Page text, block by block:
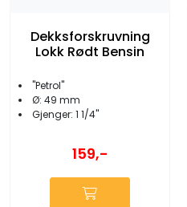
Dekksforskruvning
Lokk Rødt Bensin
''Petrol''
Ø: 49 mm
Gjenger: 1 1/4''
159,-